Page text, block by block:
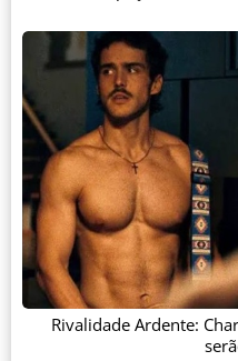
Rivalidade Ardente: